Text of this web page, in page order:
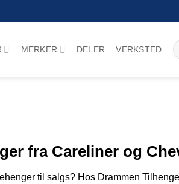
MERKER DELER VERKSTED
fra Careliner og
til salgs? Hos Drammen